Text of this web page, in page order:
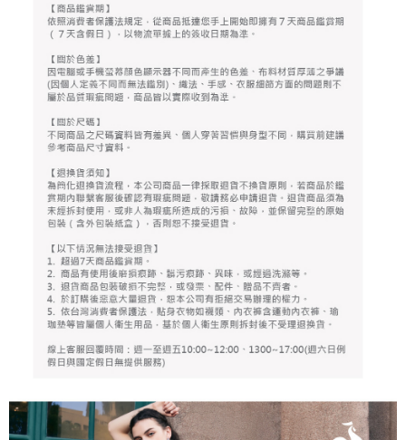
消。如遇「轉專審核」未通過狀況，表示未達大哥付你分期系統評分，恕無
法說明評估內容。
1.分期款項不併入電信帳單，「大哥付你分期」於每月結算日後寄送繳費提
醒簡訊。
2.透過簡訊連結打開帳單後，可選擇「超商條碼／台灣大直營門市／銀行轉
【注意事項】
用戶於交易時，得透過本服務購買商品或服務，並由商店將買賣／分期付款
買賣價金債權讓與本公司後，依約使用本公司帳單繳交帳款。
2.基於同意付款使用「大哥付你分期」之契約關係目的，商店將以您的個人
資料（包含姓名、電話或地址）提供予台灣大哥大進項蒐集、處理及利用，
由本公司與您本人進行分期帳單所需資料之確認、核對及更正。
3.完整用戶服務條款，請詳閱以下連結：
１．簡單：不需註冊會員、不需綁卡、不需儲值。
２．便利：只要手機號碼，簡訊認證，即可結帳。
３．安心：先確認商品／服務後，再付款。
【「AFTEE先享後付」結帳流程】
１．於結帳方式選擇「AFTEE先享後付」後，將跳轉至「AFTEE先享後付」
結帳頁面，進行簡訊認證並確認金額後，即可完成結帳。
２．訂單成立數日內，您將收到繳費通知簡訊。
３．收到繳費通知簡訊後14天內，點擊此簡訊中的連結，可透過四大超商／
ATM／網路銀行／等多元方式進行付款，方視為交易完成。
※ 請注意：結帳手續完成當下不需立刻繳費，但若您需要取消訂單，請聯絡
購買商品的店家。未經商家同意取消之訂單仍視為有效，需透過AFTEE先享
後付繳納相關費用。
※ 交易是否成功請以「AFTEE先享後付 」之結帳頁面顯示為準，若有關於
客戶支援中心」https://netprotections.freshdesk.com/support/home
【注意事項】
１．透過由恩沛科技股份有限公司提供之「AFTEE先享後付」服務完成之交
易，需依本服務之必要範圍內提供個人資料，並將交易相關給付款項請求債
２．關於個人資料處理事宜，請瀏覽以下網址：
https://aftee.tw/terms/#terms3
「AFTEE先享後付」，若未經同意申辦者引起之損失，本公司不負相關責
任。
４．使用「AFTEE先享後付」時，將依據個別帳號之用戶狀況，依本公司即
運送方式
免運費
付款後全家取貨
免運費
免運費
付款後萊爾富取貨
免運費
7-11取貨付款
免運費
免運費
免運費